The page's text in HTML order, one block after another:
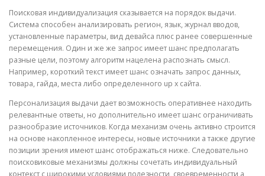
Поисковая индивидуализация сказывается на порядок выдачи.
Система способен анализировать регион, язык, журнал вводов,
установленные параметры, вид девайса плюс ранее совершенные
перемещения. Один и же же запрос имеет шанс предполагать
разные цели, поэтому алгоритм нацелена распознать смысл.
Например, короткий текст имеет шанс означать запрос данных,
товара, гайда, места либо определенного up x сайта.
Персонализация выдачи дает возможность оперативнее находить
релевантные ответы, но дополнительно имеет шанс ограничивать
разнообразие источников. Когда механизм очень активно строится
на основе накопленное интересы, новые источники а также другие
позиции зрения имеют шанс отображаться ниже. Следовательно
поисковиковые механизмы должны сочетать индивидуальный